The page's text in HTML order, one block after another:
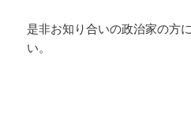
是非お知り合いの政治家の方
い。